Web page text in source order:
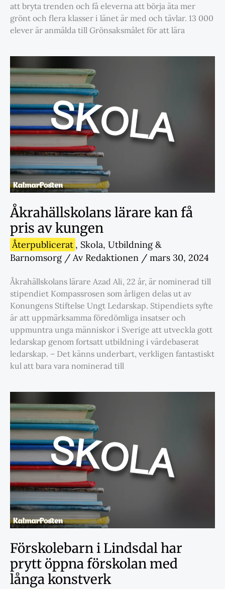
att bryta trenden och få eleverna att börja äta mer
grönt och flera klasser i länet är med och tävlar. 13 000
elever är anmälda till Grönsaksmålet för att lära
Åkrahällskolans lärare kan få
pris av kungen
Återpublicerat , Skola, Utbildning &
Barnomsorg/ Av Redaktionen / mars 30, 2024
Åkrahällskolans lärare Azad Ali, 22 år, är nominerad till
stipendiet Kompassrosen som årligen delas ut av
Konungens Stiftelse Ungt Ledarskap. Stipendiets syfte
är att uppmärksamma föredömliga insatser och
uppmuntra unga människor i Sverige att utveckla gott
ledarskap genom fortsatt utbildning i värdebaserat
ledarskap. – Det känns underbart, verkligen fantastiskt
kul att bara vara nominerad till
Förskolebarn i Lindsdal har
prytt öppna förskolan med
långa konstverk